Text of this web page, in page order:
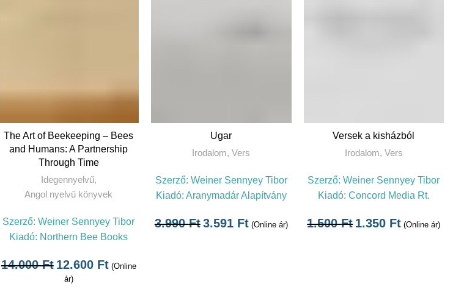
KOSÁRBA TESZEM
The Art of Beekeeping – Bees
and Humans: A Partnership
Through Time
Idegennyelvű,
Angol nyelvű könyvek
Szerző:Weiner Sennyey Tibor
Kiadó: Northern Bee Books
14.000Ft 12.600 Ft (Online
ár)
KOSÁRBA TESZEM
Ugar
Irodalom,Vers
Szerző: Weiner Sennyey Tibor
Kiadó: Aranymadár Alapítvány
3.990Ft3.591 Ft (Online ár)
TOVÁBB
Versek a kisházból
Irodalom, Vers
Szerző:Weiner Sennyey Tibor
Kiadó: Concord Media Rt.
1.500Ft 1.350 Ft (Online ár)